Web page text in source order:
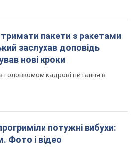
пакети з ракетами
заслухав доповідь
нові кроки
головкомом кадрові питання в
потужні вибухи:
Фото і відео